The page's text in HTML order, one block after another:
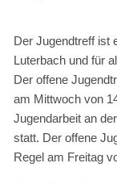
Der Jugendtreff ist
Luterbach und für
Der offene
am Mittwoch von
Jugendarbeit an
statt. Der offene
Regel am Freitag